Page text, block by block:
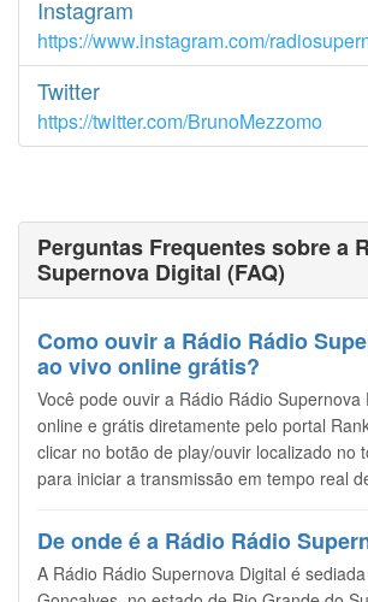
Instagram
https://www.instagram.com/
Twitter
https://twitter.com/BrunoMezzomo
Perguntas Frequentes sobre a
Supernova Digital (FAQ)
Como ouvir a Rádio Rádio
ao vivo online grátis?
Você pode ouvir a Rádio Rádio Supernova
online e grátis diretamente pelo portal
clicar no botão de play/ouvir localizado no
para iniciar a transmissão em tempo real
De onde é a Rádio Rádio
A Rádio Rádio Supernova Digital é